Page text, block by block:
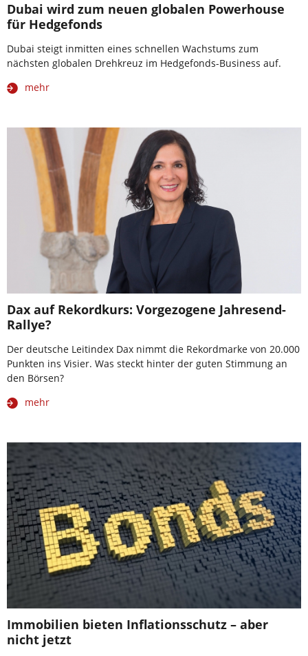
Dubai wird zum neuen globalen Powerhouse
für Hedgefonds
Dubai steigt inmitten eines schnellen Wachstums zum
nächsten globalen Drehkreuz im Hedgefonds-Business auf.
mehr
Dax auf Rekordkurs: Vorgezogene Jahresend-
Rallye?
Der deutsche Leitindex Dax nimmt die Rekordmarke von 20.000
Punkten ins Visier. Was steckt hinter der guten Stimmung an
den Börsen?
mehr
Immobilien bieten Inflationsschutz – aber
nicht jetzt